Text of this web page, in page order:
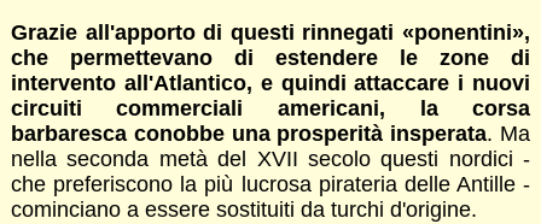
Grazie all'apporto di questi rinnegati «ponentini»,
che permettevano di estendere le zone di
intervento all'Atlantico, e quindi attaccare i nuovi
circuiti commerciali americani, la corsa
barbaresca conobbe una prosperità insperata. Ma
nella seconda metà del XVII secolo questi nordici -
che preferiscono la più lucrosa pirateria delle Antille -
cominciano a essere sostituiti da turchi d'origine.